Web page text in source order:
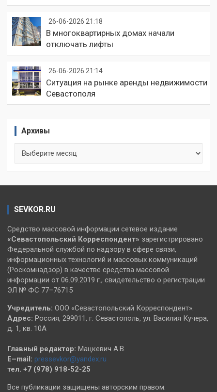
26-06-2026 21:18
В многоквартирных домах начали
отключать лифты
26-06-2026 21:14
Ситуация на рынке аренды недвижимости
Севастополя
Архивы
SEVKOR.RU
Средство массовой информации сетевое издание
«Севастопольский Корреспондент» зарегистрировано
Федеральной службой по надзору в сфере связи,
информационных технологий и массовых коммуникаций
(Роскомнадзор) в качестве средства массовой
информации от 06.09.2019 г., свидетельство о регистрации
ЭЛ № ФС 77–76715
Учредитель: ООО «Севастопольский Корреспондент».
Адрес: Россия, 299011, г. Севастополь, ул. Василия Кучера,
д. 1, кв. 10А
Главный редактор: Мацкевич А.В.
E–mail: pressevkor@yandex.ru
тел. +7 (978) 918-52-25
Все публикации защищены авторским правом.